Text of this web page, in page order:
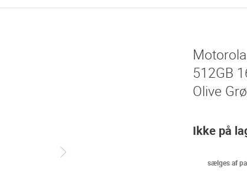
512GB
Olive
Ikke på
sælges af